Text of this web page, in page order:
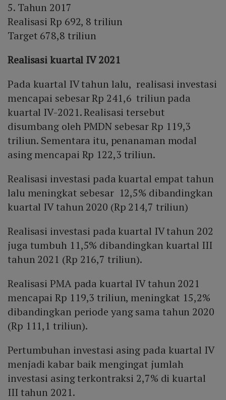
5. Tahun 2017
Realisasi Rp 692, 8 triliun
Target 678,8 triliun
Realisasi kuartal IV 2021
Pada kuartal IV tahun lalu, realisasi investasi
mencapai sebesar Rp 241,6 triliun pada
kuartal IV-2021. Realisasi tersebut
disumbang oleh PMDN sebesar Rp 119,3
triliun. Sementara itu, penanaman modal
asing mencapai Rp 122,3 triliun.
Realisasi investasi pada kuartal empat tahun
lalu meningkat sebesar 12,5% dibandingkan
kuartal IV tahun 2020 (Rp 214,7 triliun)
Realisasi investasi pada kuartal IV tahun 202
juga tumbuh 11,5% dibandingkan kuartal III
tahun 2021 (Rp 216,7 triliun).
Realisasi PMA pada kuartal IV tahun 2021
mencapai Rp 119,3 triliun, meningkat 15,2%
dibandingkan periode yang sama tahun 2020
(Rp 111,1 triliun).
Pertumbuhan investasi asing pada kuartal IV
menjadi kabar baik mengingat jumlah
investasi asing terkontraksi 2,7% di kuartal
III tahun 2021.